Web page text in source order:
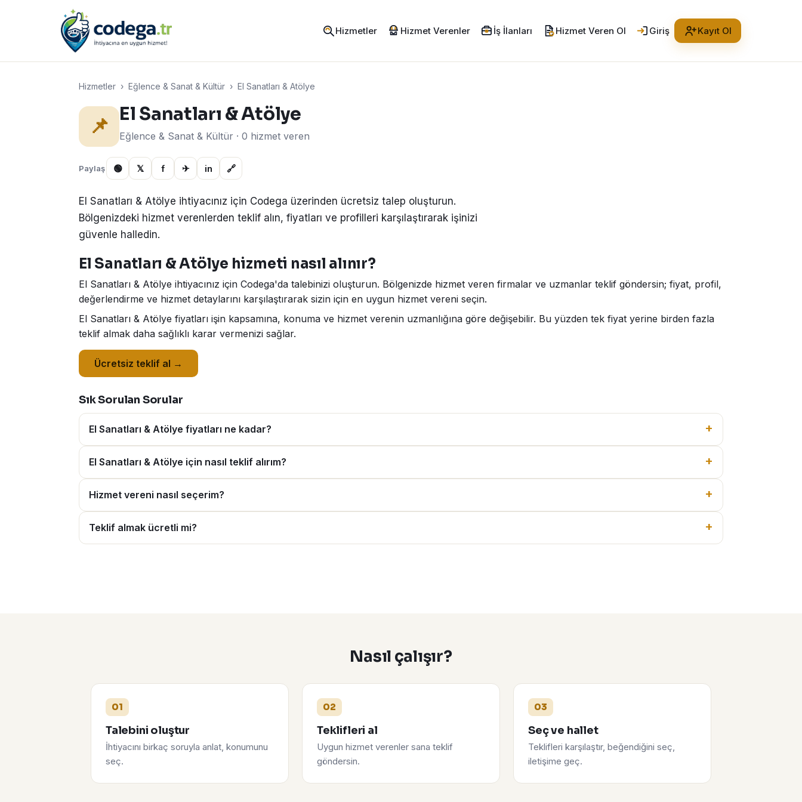
Hizmetler Hizmet Verenler İş İlanları Hizmet Veren Ol Giriş Kayıt Ol
Hizmetler › Eğlence & Sanat & Kültür › El Sanatları & Atölye
📌 El Sanatları & Atölye
Eğlence & Sanat & Kültür · 0 hizmet veren
Paylaş 🟢 𝕏 f ✈ in 🔗
El Sanatları & Atölye ihtiyacınız için Codega üzerinden ücretsiz talep oluşturun.
Bölgenizdeki hizmet verenlerden teklif alın, fiyatları ve profilleri karşılaştırarak işinizi
güvenle halledin.
El Sanatları & Atölye hizmeti nasıl alınır?
El Sanatları & Atölye ihtiyacınız için Codega'da talebinizi oluşturun. Bölgenizde hizmet veren firmalar ve uzmanlar teklif göndersin; fiyat, profil,
değerlendirme ve hizmet detaylarını karşılaştırarak sizin için en uygun hizmet vereni seçin.
El Sanatları & Atölye fiyatları işin kapsamına, konuma ve hizmet verenin uzmanlığına göre değişebilir. Bu yüzden tek fiyat yerine birden fazla
teklif almak daha sağlıklı karar vermenizi sağlar.
Ücretsiz teklif al →
Sık Sorulan Sorular
El Sanatları & Atölye fiyatları ne kadar?
El Sanatları & Atölye için nasıl teklif alırım?
Hizmet vereni nasıl seçerim?
Teklif almak ücretli mi?
Nasıl çalışır?
01
Talebini oluştur
İhtiyacını birkaç soruyla anlat, konumunu
seç.
02
Teklifleri al
Uygun hizmet verenler sana teklif
göndersin.
03
Seç ve hallet
Teklifleri karşılaştır, beğendiğini seç,
iletişime geç.